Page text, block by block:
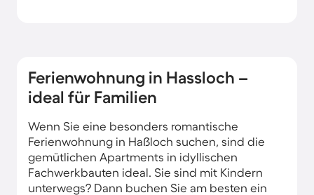
Ferienwohnung in Hassloch –
ideal für Familien
Wenn Sie eine besonders romantische
Ferienwohnung in Haßloch suchen, sind die
gemütlichen Apartments in idyllischen
Fachwerkbauten ideal. Sie sind mit Kindern
unterwegs? Dann buchen Sie am besten ein